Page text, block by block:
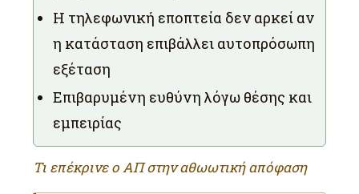
Η τηλεφωνική εποπτεία δεν αρκεί αν
η κατάσταση επιβάλλει αυτοπρόσωπη
εξέταση
Επιβαρυμένη ευθύνη λόγω θέσης και
εμπειρίας
Τι επέκρινε ο ΑΠ στην αθωωτική απόφαση